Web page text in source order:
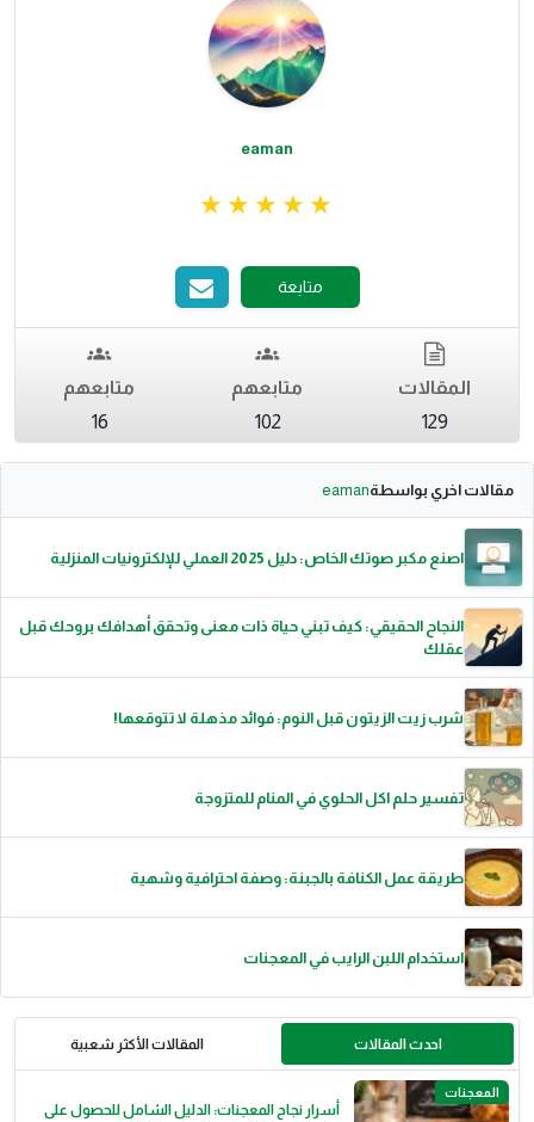
eaman
متابعة
المقالات
129
متابعهم
102
متابعهم
16
مقالات اخري بواسطةeaman
اصنع مكبر صوتك الخاص: دليل 2025 العملي للإلكترونيات المنزلية
النجاح الحقيقي: كيف تبني حياة ذات معنى وتحقق أهدافك بروحك قبل
عقلك
شرب زيت الزيتون قبل النوم: فوائد مذهلة لا تتوقعها!
تفسير حلم اكل الحلوي في المنام للمتزوجة
طريقة عمل الكنافة بالجبنة: وصفة احترافية وشهية
استخدام اللبن الرايب في المعجنات
احدث المقالات المقالات الأكثر شعبية
المعجنات
أسرار نجاح المعجنات: الدليل الشامل للحصول على